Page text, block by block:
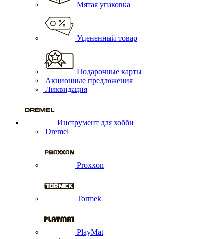
Мятая упаковка
Уцененный товар
Подарочные карты
Акционные предложения
Ликвидация
Инструмент для хобби
Dremel
Proxxon
Tormek
PlayMat